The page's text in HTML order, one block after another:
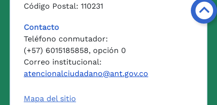
Código Postal: 110231
Contacto
Teléfono conmutador:
(+57) 6015185858, opción 0
Correo institucional:
atencionalciudadano@ant.gov.co
Mapa del sitio